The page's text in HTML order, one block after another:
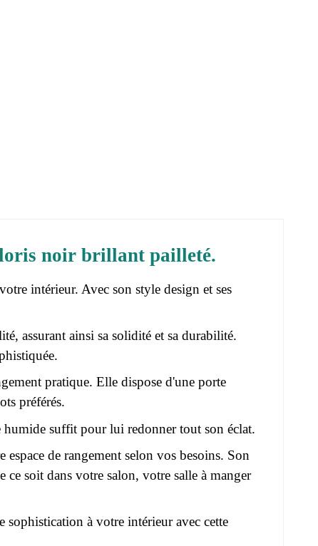
noir brillant pailleté.
intérieur. Avec son style design et ses
assurant ainsi sa solidité et sa durabilité.
pratique. Elle dispose d'une porte
préférés.
suffit pour lui redonner tout son éclat.
de rangement selon vos besoins. Son
ce soit dans votre salon, votre salle à manger
sophistication à votre intérieur avec cette